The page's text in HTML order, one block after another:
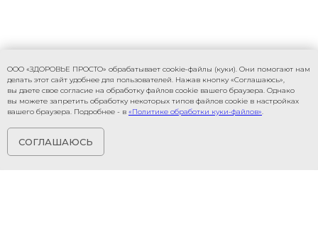
ООО «ЗДОРОВЬЕ ПРОСТО» обрабатывает cookie-файлы (куки). Они помогают нам
делать этот сайт удобнее для пользователей. Нажав кнопку «Соглашаюсь»,
вы даете свое согласие на обработку файлов cookie вашего браузера. Однако
вы можете запретить обработку некоторых типов файлов cookie в настройках
вашего браузера. Подробнее - в «Политике обработки куки-файлов».
СОГЛАШАЮСЬ